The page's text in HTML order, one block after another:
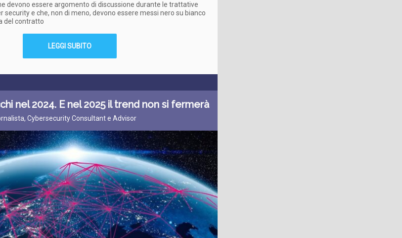
devono essere argomento di discussione durante le trattative
security e che, non di meno, devono essere messi nero su bianco
del contratto
LEGGI SUBITO
nel 2024. E nel 2025 il trend non si fermerà
Cybersecurity Consultant e Advisor